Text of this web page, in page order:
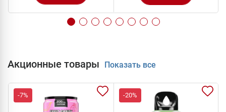
Акционные товары Показать все
-7% -20%